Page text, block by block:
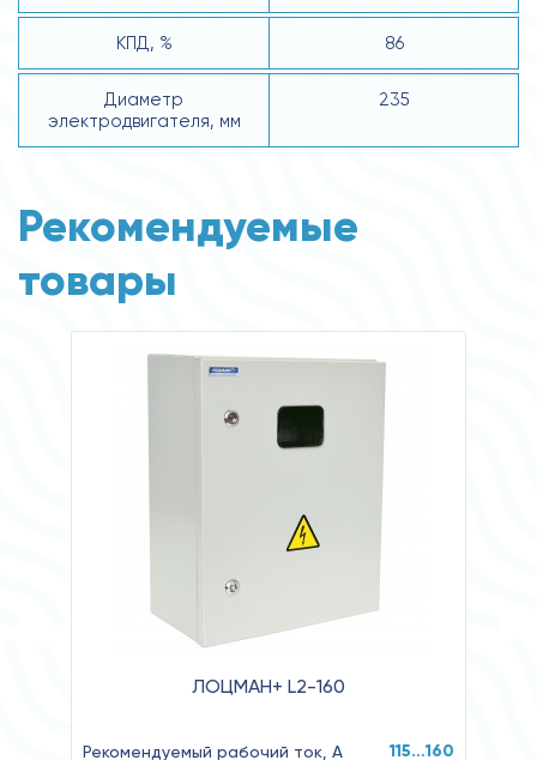
КПД, % 86
Диаметр
электродвигателя, мм
235
Рекомендуемые
товары
ЛОЦМАН+ L2-160
Рекомендуемый рабочий ток, А 115…160